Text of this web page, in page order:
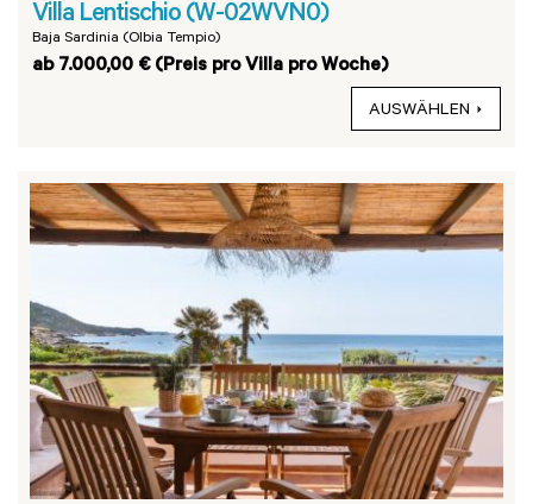
Villa Lentischio (W-02WVN0)
Baja Sardinia (Olbia Tempio)
ab 7.000,00 € (Preis pro Villa pro Woche)
AUSWÄHLEN